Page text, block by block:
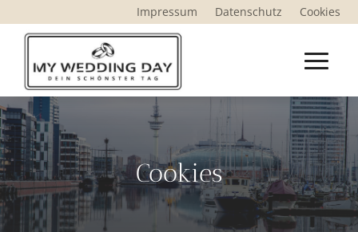
Impressum Datenschutz Cookies
Cookies